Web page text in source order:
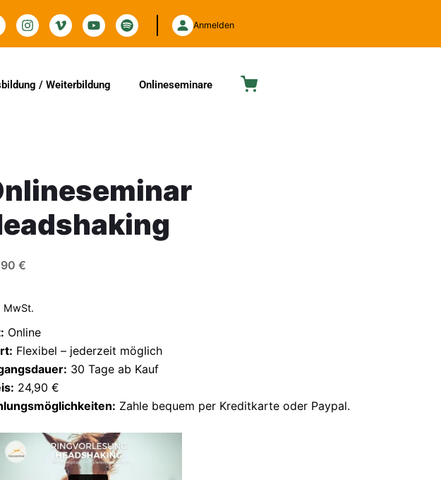
Anmelden
/ Weiterbildung Onlineseminare
€
MwSt.
Online
Flexibel – jederzeit möglich
30 Tage ab Kauf
24,90 €
Zahle bequem per Kreditkarte oder Paypal.